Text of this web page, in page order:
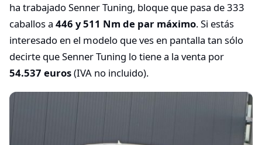
ha trabajado Senner Tuning, bloque que pasa de 333
caballos a 446 y 511 Nm de par máximo. Si estás
interesado en el modelo que ves en pantalla tan sólo
decirte que Senner Tuning lo tiene a la venta por
54.537 euros(IVA no incluido).